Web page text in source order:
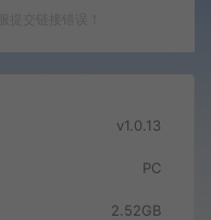
v1.0.13
PC
2.52GB